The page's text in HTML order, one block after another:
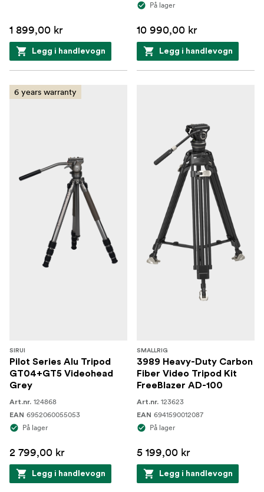
1 899,00 kr
Legg i handlevogn
På lager
10 990,00 kr
Legg i handlevogn
6 years warranty
SIRUI
Pilot Series Alu Tripod
GT04+GT5 Videohead
Grey
Art.nr. 124868
EAN 6952060055053
På lager
2 799,00 kr
Legg i handlevogn
SMALLRIG
3989 Heavy-Duty Carbon
Fiber Video Tripod Kit
FreeBlazer AD-100
Art.nr. 123623
EAN 6941590012087
På lager
5 199,00 kr
Legg i handlevogn